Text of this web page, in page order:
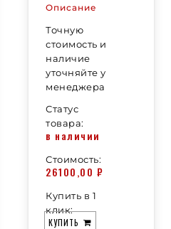
Описание
Точную
стоимость и
наличие
уточняйте у
менеджера
Статус
товара:
в наличии
Стоимость:
26100,00 ₽
Купить в 1
клик:
КУПИТЬ